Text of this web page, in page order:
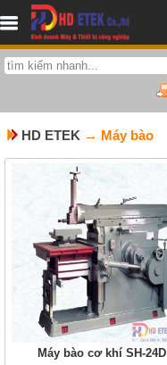
HD ETEK → Máy bào
Máy bào cơ khí SH-24D